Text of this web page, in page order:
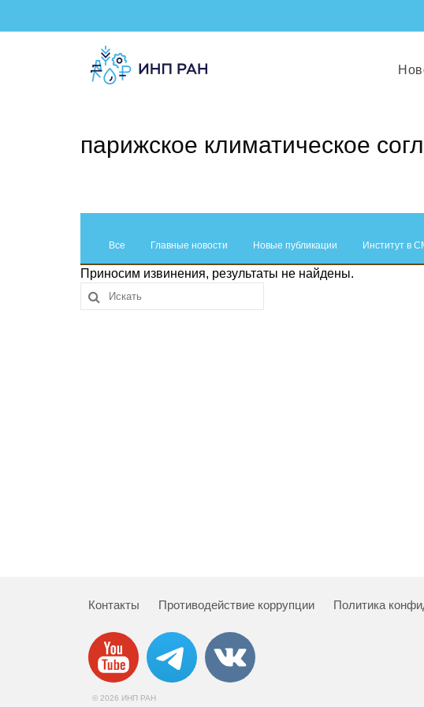
парижское климатическое
Все Главные новости Новые публикации Институт в
Приносим извинения, результаты не найдены.
Контакты Противодействие коррупции Политика
© 2026 ИНП РАН